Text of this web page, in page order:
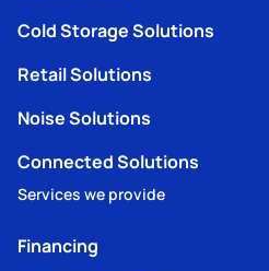
Cold Storage Solutions
Retail Solutions
Noise Solutions
Connected Solutions
Services we provide
Financing